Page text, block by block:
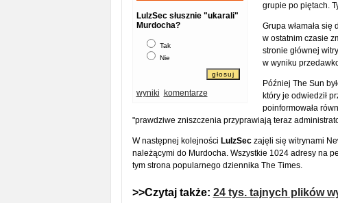
LulzSec słusznie "ukarali"
Murdocha?
Tak
Nie
wyniki komentarze
grupie po piętach.
Grupa włamała
w ostatnim czasie
stronie głównej
w wyniku
Później The Sun
który je odwiedził
poinformowała
"prawdziwe zniszczenia przyprawiają teraz
W następnej kolejności LulzSeczajęli się witrynami
należącymi do Murdocha. Wszystkie 1024 adresy na
tym strona popularnego dziennika The Times.
>>Czytaj także: 24 tys. tajnych plików